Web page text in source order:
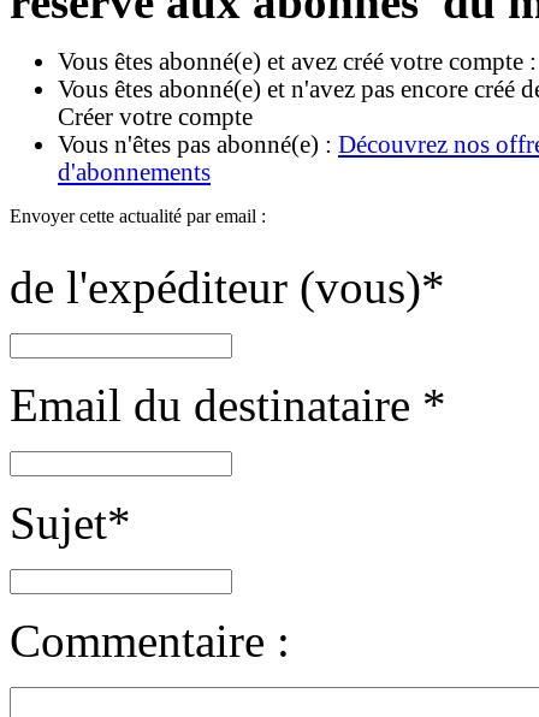
Vous êtes abonné(e) et avez créé votre compte
Vous êtes abonné(e) et n'avez pas encore créé
Créer votre compte
Vous n'êtes pas abonné(e) : Découvrez nos
d'abonnements
Envoyer cette actualité par email :
de l'expéditeur (vous)*
Email du destinataire *
Sujet*
Commentaire :